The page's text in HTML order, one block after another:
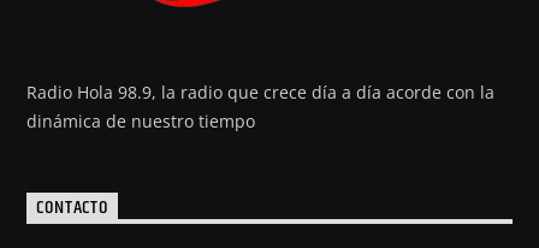
Radio Hola 98.9, la radio que crece día a día acorde con la
dinámica de nuestro tiempo
CONTACTO